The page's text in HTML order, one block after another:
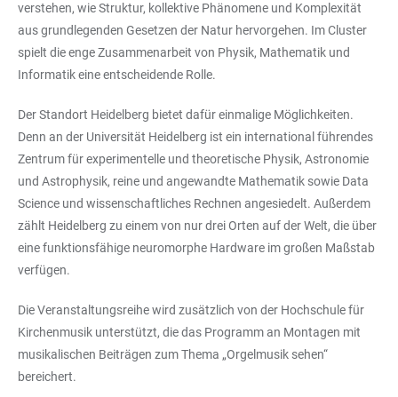
verstehen, wie Struktur, kollektive Phänomene und Komplexität
aus grundlegenden Gesetzen der Natur hervorgehen. Im Cluster
spielt die enge Zusammenarbeit von Physik, Mathematik und
Informatik eine entscheidende Rolle.
Der Standort Heidelberg bietet dafür einmalige Möglichkeiten.
Denn an der Universität Heidelberg ist ein international führendes
Zentrum für experimentelle und theoretische Physik, Astronomie
und Astrophysik, reine und angewandte Mathematik sowie Data
Science und wissenschaftliches Rechnen angesiedelt. Außerdem
zählt Heidelberg zu einem von nur drei Orten auf der Welt, die über
eine funktionsfähige neuromorphe Hardware im großen Maßstab
verfügen.
Die Veranstaltungsreihe wird zusätzlich von der Hochschule für
Kirchenmusik unterstützt, die das Programm an Montagen mit
musikalischen Beiträgen zum Thema „Orgelmusik sehen“
bereichert.